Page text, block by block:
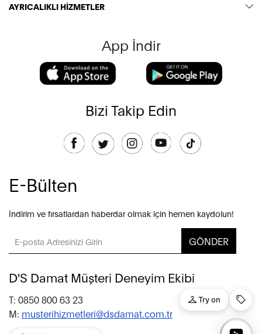
AYRICALIKLI HİZMETLER
App İndir
Bizi Takip Edin
E-Bülten
İndirim ve fırsatlardan haberdar olmak için hemen kaydolun!
GÖNDER
D'S Damat Müşteri Deneyim Ekibi
T: 0850 800 63 23
M: musterihizmetleri@dsdamat.com.tr